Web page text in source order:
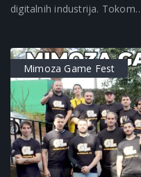
digitalnih industrija.
Mimoza Game Fest